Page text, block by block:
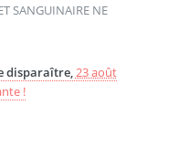
SANGUINAIRE NE
disparaître,23 août
!